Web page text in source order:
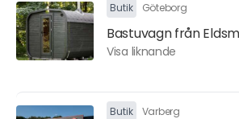
Butik Göteborg
Bastuvagn från
Visa liknande
Butik Varberg